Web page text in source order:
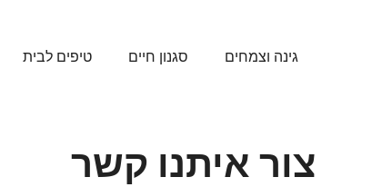
גינה וצמחים
סגנון חיים טיפים לבית
צור איתנו קשר